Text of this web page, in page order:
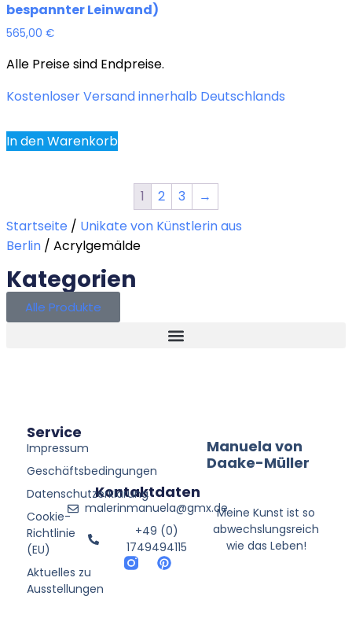
bespannter Leinwand)
565,00 €
Alle Preise sind Endpreise.
Kostenloser Versand innerhalb Deutschlands
In den Warenkorb
1 2 3
→
Startseite / Unikate von Künstlerin aus
Berlin / Acrylgemälde
Kategorien
Alle Produkte
Service
Impressum
Geschäftsbedingungen
Datenschutzerklärung
Cookie-
Richtlinie
(EU)
Aktuelles zu
Ausstellungen
Manuela von
Daake-Müller
Meine Kunst ist so
abwechslungsreich
wie das Leben!
Kontaktdaten
malerinmanuela@gmx.de
+49 (0)
1749494115